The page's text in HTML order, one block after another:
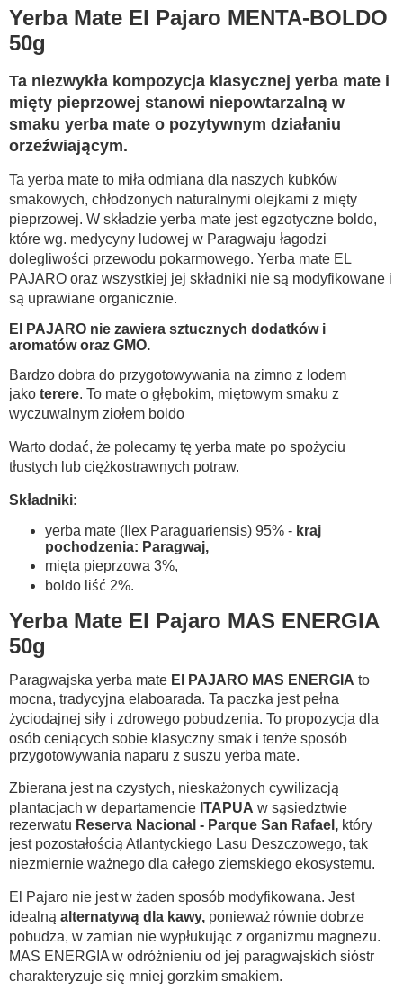
Yerba Mate El Pajaro MENTA-BOLDO
50g
Ta niezwykła kompozycja klasycznej yerba mate i
mięty pieprzowej stanowi niepowtarzalną w
smaku yerba mate o pozytywnym działaniu
orzeźwiającym.
Ta yerba mate to miła odmiana dla naszych kubków
smakowych, chłodzonych naturalnymi olejkami z mięty
pieprzowej. W składzie yerba mate jest egzotyczne boldo,
które wg. medycyny ludowej w Paragwaju łagodzi
dolegliwości przewodu pokarmowego. Yerba mate EL
PAJARO oraz wszystkiej jej składniki nie są modyfikowane i
są uprawiane organicznie.
El PAJARO nie zawiera sztucznych dodatków i
aromatów oraz GMO.
Bardzo dobra do przygotowywania na zimno z lodem
jako terere. To mate o głębokim, miętowym smaku z
wyczuwalnym ziołem boldo
Warto dodać, że polecamy tę yerba mate po spożyciu
tłustych lub ciężkostrawnych potraw.
Składniki:
yerba mate (Ilex Paraguariensis) 95% - kraj
pochodzenia: Paragwaj,
mięta pieprzowa 3%,
boldo liść 2%.
Yerba Mate El Pajaro MAS ENERGIA
50g
Paragwajska yerba mate El PAJARO MAS ENERGIA to
mocna, tradycyjna elaboarada. Ta paczka jest pełna
życiodajnej siły i zdrowego pobudzenia. To propozycja dla
osób ceniących sobie klasyczny smak i tenże sposób
przygotowywania naparu z suszu yerba mate.
Zbierana jest na czystych, nieskażonych cywilizacją
plantacjach w departamencie ITAPUA w sąsiedztwie
rezerwatu Reserva Nacional - Parque San Rafael, który
jest pozostałością Atlantyckiego Lasu Deszczowego, tak
niezmiernie ważnego dla całego ziemskiego ekosystemu.
El Pajaro nie jest w żaden sposób modyfikowana. Jest
idealną alternatywą dla kawy, ponieważ równie dobrze
pobudza, w zamian nie wypłukując z organizmu magnezu.
MAS ENERGIA w odróżnieniu od jej paragwajskich sióstr
charakteryzuje się mniej gorzkim smakiem.